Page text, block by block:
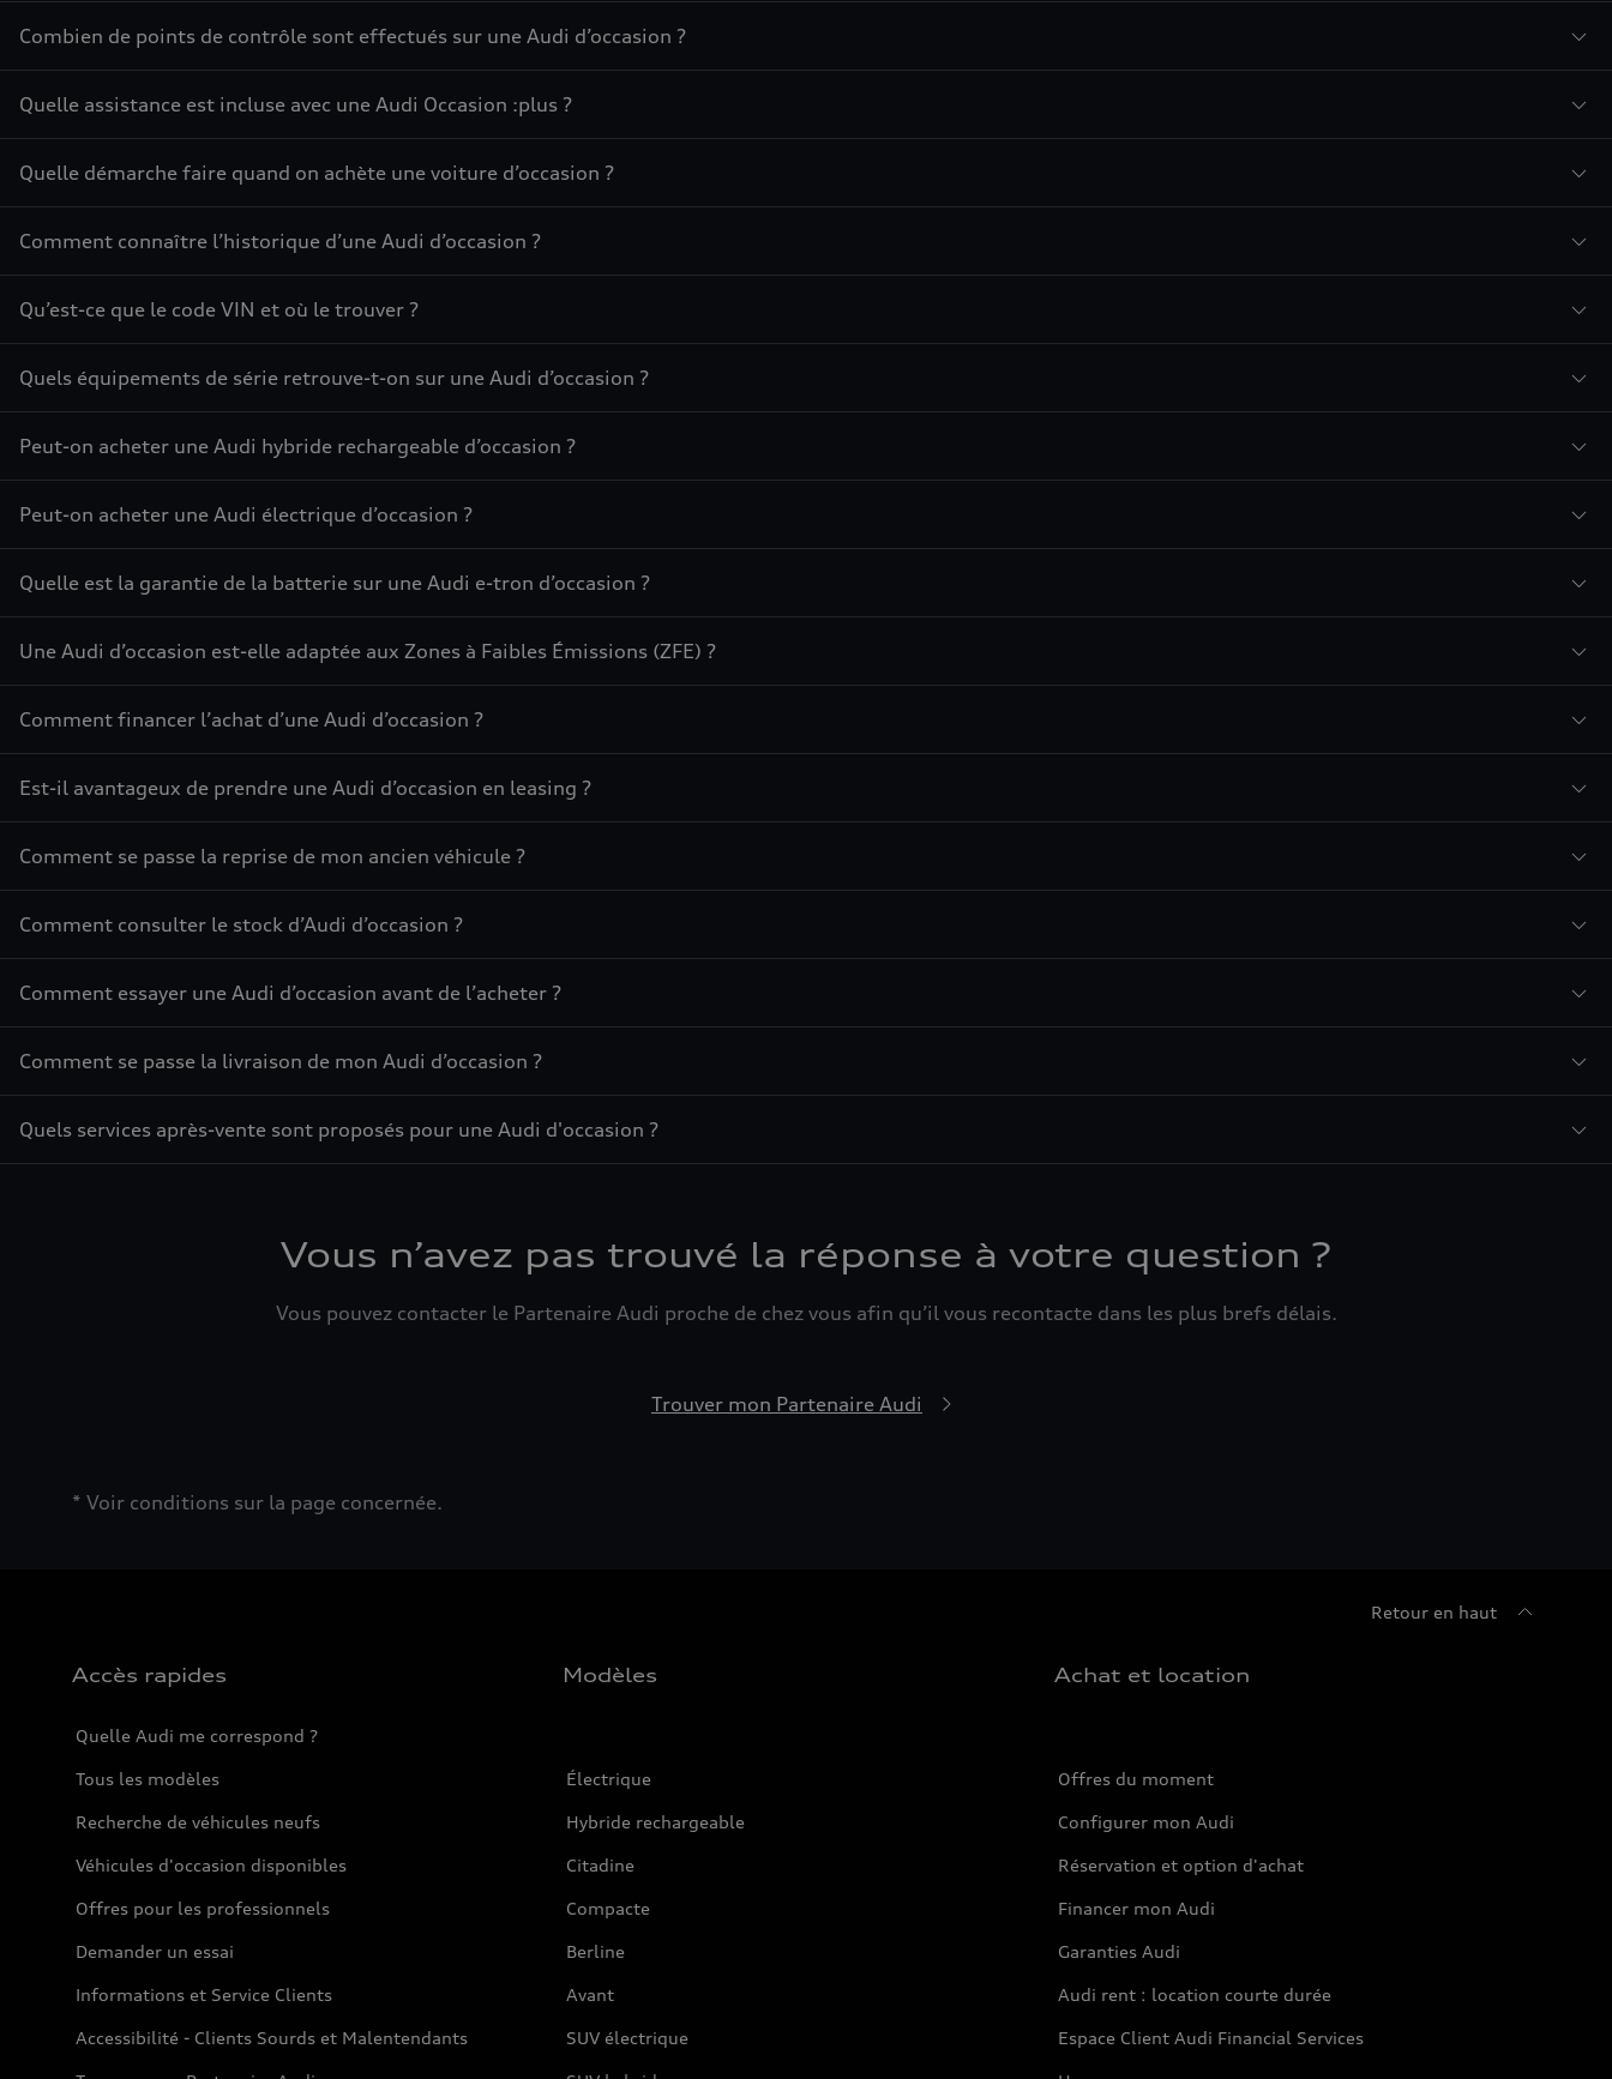
Combien de points de contrôle sont effectués sur une Audi d’occasion ?
Quelle assistance est incluse avec une Audi Occasion :plus ?
Quelle démarche faire quand on achète une voiture d’occasion ?
Comment connaître l’historique d’une Audi d’occasion ?
Qu’est-ce que le code VIN et où le trouver ?
Quels équipements de série retrouve-t-on sur une Audi d’occasion ?
Peut-on acheter une Audi hybride rechargeable d’occasion ?
Peut-on acheter une Audi électrique d’occasion ?
Quelle est la garantie de la batterie sur une Audi e-tron d’occasion ?
Une Audi d’occasion est-elle adaptée aux Zones à Faibles Émissions (ZFE) ?
Comment financer l’achat d’une Audi d’occasion ?
Est-il avantageux de prendre une Audi d’occasion en leasing ?
Comment se passe la reprise de mon ancien véhicule ?
Comment consulter le stock d’Audi d’occasion ?
Comment essayer une Audi d’occasion avant de l’acheter ?
Comment se passe la livraison de mon Audi d’occasion ?
Quels services après-vente sont proposés pour une Audi d'occasion ?
Vous n’avez pas trouvé la réponse à votre question ?
Vous pouvez contacter le Partenaire Audi proche de chez vous afin qu’il vous recontacte dans les plus brefs délais.
Trouver mon Partenaire Audi
* Voir conditions sur la page concernée.
Retour en haut
Accès rapides
Quelle Audi me correspond ?
Tous les modèles
Recherche de véhicules neufs
Véhicules d'occasion disponibles
Offres pour les professionnels
Demander un essai
Informations et Service Clients
Accessibilité - Clients Sourds et Malentendants
Modèles
Électrique
Hybride rechargeable
Citadine
Compacte
Berline
Avant
SUV électrique
Achat et location
Offres du moment
Configurer mon Audi
Réservation et option d'achat
Financer mon Audi
Garanties Audi
Audi rent : location courte durée
Espace Client Audi Financial Services